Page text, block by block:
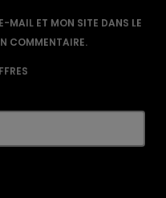
MAIL ET MON SITE DANS LE
COMMENTAIRE.